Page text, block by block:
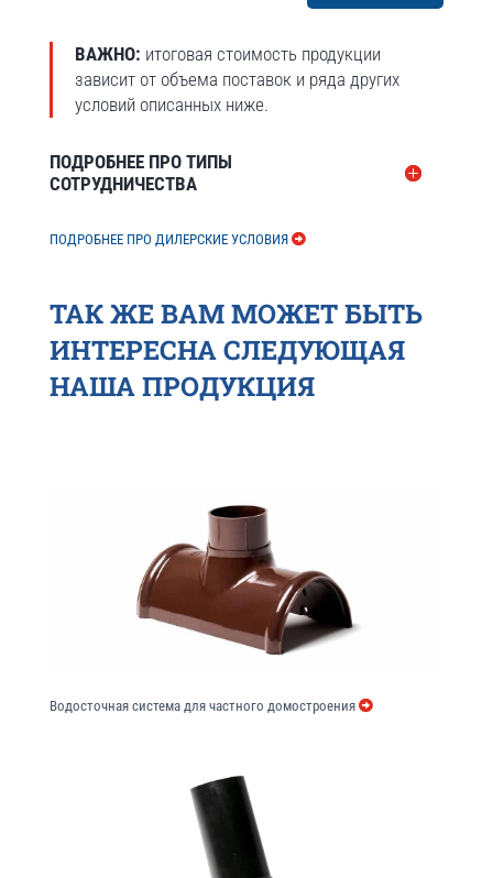
ВАЖНО: итоговая стоимость продукции
зависит от объема поставок и ряда других
условий описанных ниже.
ПОДРОБНЕЕ ПРО ТИПЫ
СОТРУДНИЧЕСТВА
ПОДРОБНЕЕ ПРО ДИЛЕРСКИЕ УСЛОВИЯ
ТАК ЖЕ ВАМ МОЖЕТ БЫТЬ
ИНТЕРЕСНА СЛЕДУЮЩАЯ
НАША ПРОДУКЦИЯ
Водосточная система для частного домостроения